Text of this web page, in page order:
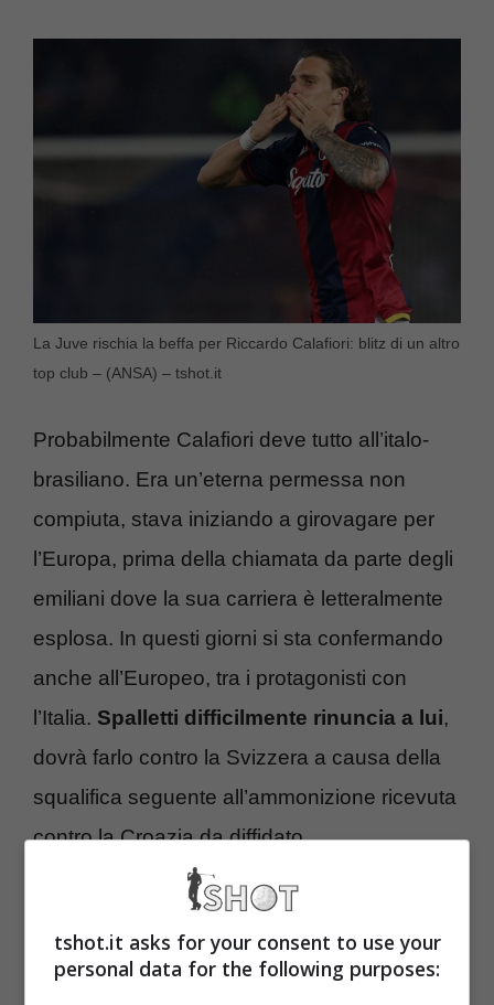
La Juve rischia la beffa per Riccardo Calafiori: blitz di un altro
top club – (ANSA) – tshot.it
Probabilmente Calafiori deve tutto all’italo-
brasiliano. Era un’eterna permessa non
compiuta, stava iniziando a girovagare per
l’Europa, prima della chiamata da parte degli
emiliani dove la sua carriera è letteralmente
esplosa. In questi giorni si sta confermando
anche all’Europeo, tra i protagonisti con
l’Italia. Spalletti difficilmente rinuncia a lui,
dovrà farlo contro la Svizzera a causa della
squalifica seguente all’ammonizione ricevuta
contro la Croazia da diffidato.
Altro che Juventus, nuovo
accordo per Calafiori! Il
tshot.it asks for your consent to use your
personal data for the following purposes: